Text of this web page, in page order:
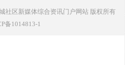
社区新媒体综合资讯门户网站版权所有
备1014813-1